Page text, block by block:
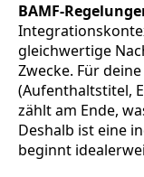
BAMF-
gleichwertige
Zwecke. Für
(Aufenthaltstitel,
zählt am Ende,
Deshalb ist eine
beginnt